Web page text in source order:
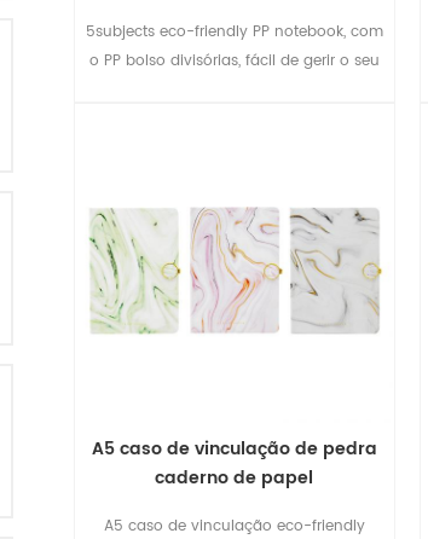
5subjects eco-friendly PP notebook, com
o PP bolso divisórias, fácil de gerir o seu
A5 caso de vinculação de pedra
caderno de papel
A5 caso de vinculação eco-friendly